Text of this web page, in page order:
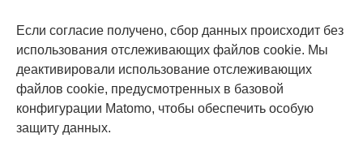
Если согласие получено, сбор данных происходит без
использования отслеживающих файлов cookie. Мы
деактивировали использование отслеживающих
файлов cookie, предусмотренных в базовой
конфигурации Matomo, чтобы обеспечить особую
защиту данных.